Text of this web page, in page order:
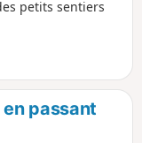
petits sentiers
passant